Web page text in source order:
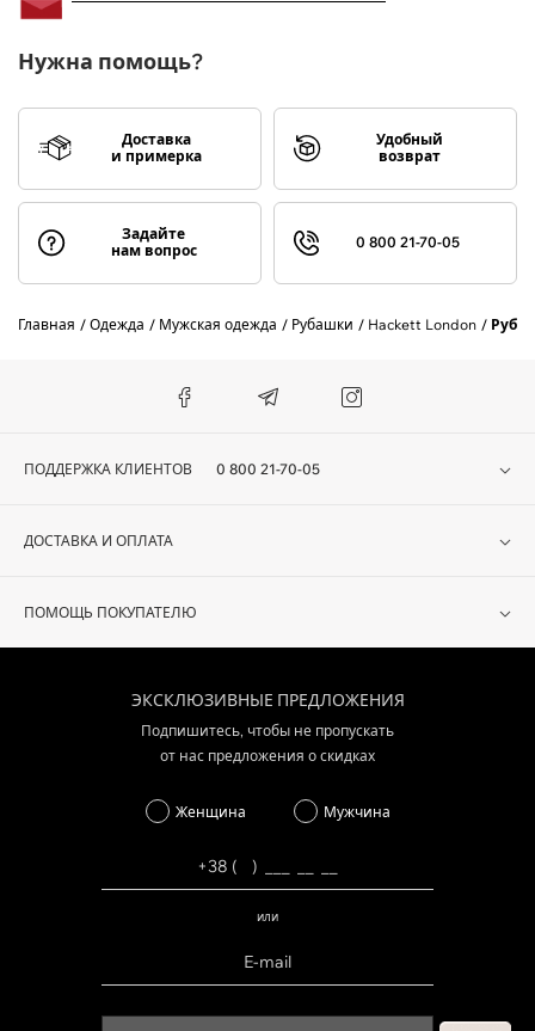
Нужна помощь?
Доставка
и примерка
Удобный
возврат
Задайте
нам вопрос
0 800 21-70-05
Главная Одежда Мужская одежда Рубашки Hackett London
ПОДДЕРЖКА КЛИЕНТОВ 0 800 21-70-05
ДОСТАВКА И ОПЛАТА
ПОМОЩЬ ПОКУПАТЕЛЮ
ЭКСКЛЮЗИВНЫЕ ПРЕДЛОЖЕНИЯ
Подпишитесь, чтобы не пропускать
от нас предложения о скидках
Женщина Мужчина
или